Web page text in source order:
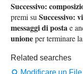
Successivo:
premi suSuccessivo:
messaggi di postae
unioneper terminare